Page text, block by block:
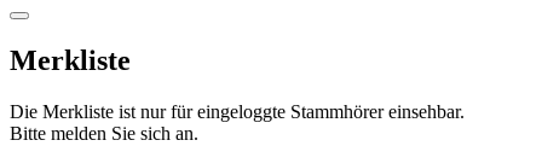
Merkliste
Die Merkliste ist nur für eingeloggte Stammhörer einsehbar.
Bitte melden Sie sich an.